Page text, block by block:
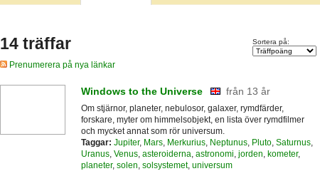
14 träffar Sortera på:
Prenumerera på nya länkar
Windows to the Universe från 13 år
Om stjärnor, planeter, nebulosor, galaxer, rymdfärder,
forskare, myter om himmelsobjekt, en lista över rymdfilmer
och mycket annat som rör universum.
Taggar: Jupiter, Mars, Merkurius, Neptunus, Pluto, Saturnus,
Uranus, Venus, asteroiderna astronomi jorden kometer,
planeter, solen solsystemet, universum